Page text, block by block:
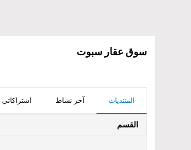
سوق عقار سبوت
المنتديات آخر نشاط اشتراكاتي
القسم